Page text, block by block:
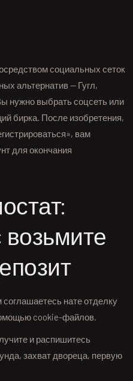
социальных сеток
альтернатив — Гугл,
нужно выбрать соцсеть или
бирка. После изобретения,
вам
для окончания
нате отделку
cookie-файлов.
и распишитесь
захват двореца, первую